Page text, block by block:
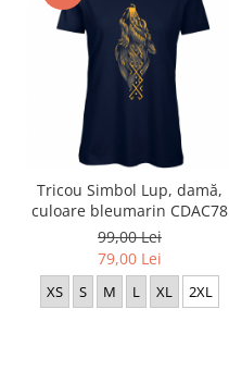
Tricou Simbol Lup, damă,
culoare bleumarin CDAC78
99,00 Lei
79,00 Lei
XS S M L XL 2XL